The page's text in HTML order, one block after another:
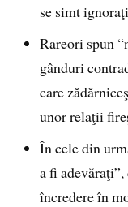
se simt
Rareori spun
gânduri
care
unor relaţii
În cele din
a fi
încredere în